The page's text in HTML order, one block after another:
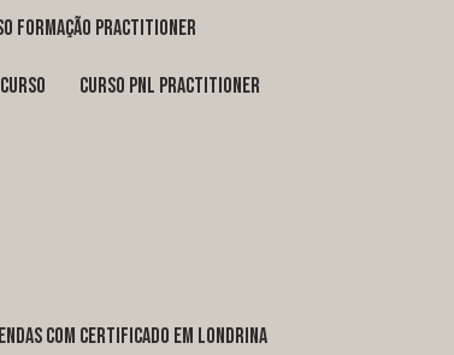
formação practitioner
curso pnl practitioner
com certificado em Londrina